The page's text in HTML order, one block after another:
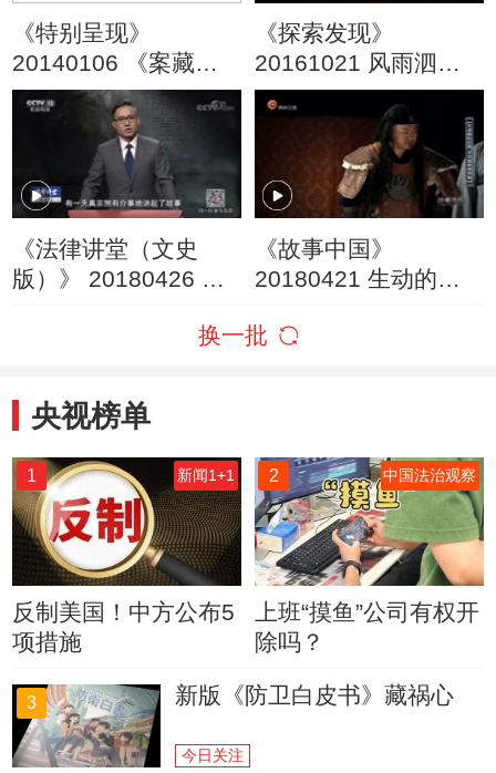
《特别呈现》
20140106 《案藏玄
机》 第六集 斧声烛影
《探索发现》
20161021 风雨泗州
城（三）命运抗争
《法律讲堂（文史
版）》 20180426 寇
《故事中国》
20180421 生动的历
换一批
央视榜单
1 新闻1+1
反制美国！中方公布5
项措施
2 中国法治观察
上班“摸鱼”公司有权开
除吗？
3 新版《防卫白皮书》藏祸心
今日关注